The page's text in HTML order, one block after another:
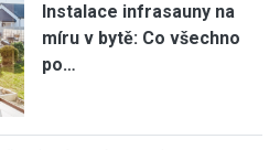
Instalace infrasauny na
míru v bytě: Co všechno
po…